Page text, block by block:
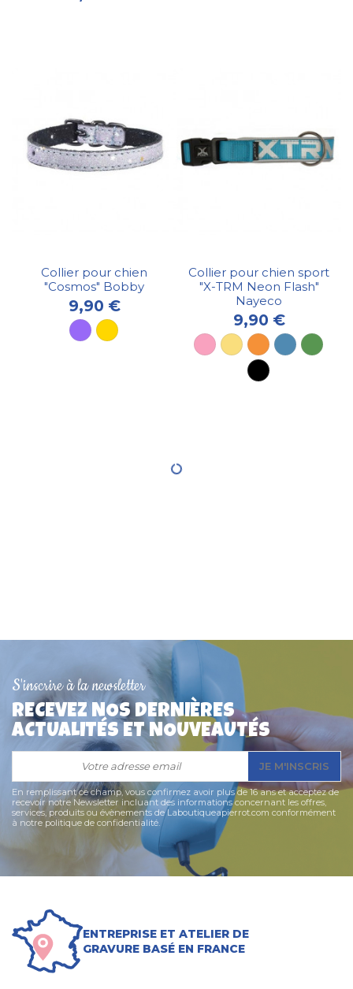
Collier pour chien
"Cosmos" Bobby
9,90 €
Collier pour chien sport
"X-TRM Neon Flash"
Nayeco
9,90 €
9,90 €
Collier pour chien
"Bandana" Doogy
10,50 €